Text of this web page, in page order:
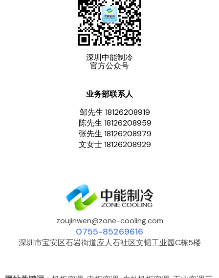
深圳中能制冷
官方公众号
业务部联系人
邹先生 18126208919
陈先生 18126208959
张先生 18126208979
文女士 18126208929
zoujinwen@zone-cooling.com
0755-85269616
深圳市宝安区石岩街道应人石社区文韬工业园C栋5楼